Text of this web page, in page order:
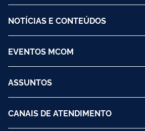
NOTÍCIAS E CONTEÚDOS
EVENTOS MCOM
ASSUNTOS
CANAIS DE ATENDIMENTO